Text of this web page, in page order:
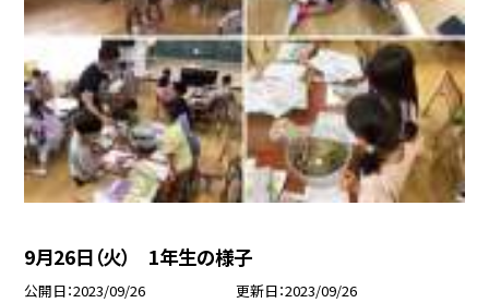
9月26日（火） 1年生の様子
公開日 2023/09/26 更新日 2023/09/26